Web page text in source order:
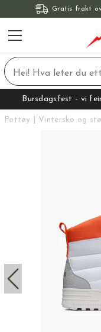
Gratis frakt
Bursdagsfest - vi
Fottøy Vintersko og